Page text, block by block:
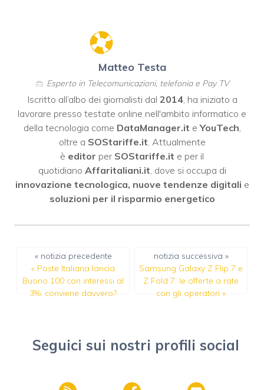
Matteo Testa
Esperto in Telecomunicazioni, telefonia e Pay TV
Iscritto all’albo dei giornalisti dal 2014, ha iniziato a
lavorare presso testate online nell'ambito informatico e
della tecnologia come DataManager.it eYouTech,
oltre a SOStariffe.it. Attualmente
è editor per SOStariffe.it e per il
quotidiano Affaritaliani.it, dove si occupa di
innovazione tecnologica, nuove tendenze digitali e
soluzioni per il risparmio energetico
« notizia precedente
« Poste Italiana lancia
Buono 100 con interessi al
3%: conviene davvero?
notizia successiva »
Samsung Galaxy Z Flip 7 e
Z Fold 7: le offerte a rate
con gli operatori »
Seguici sui nostri profili social